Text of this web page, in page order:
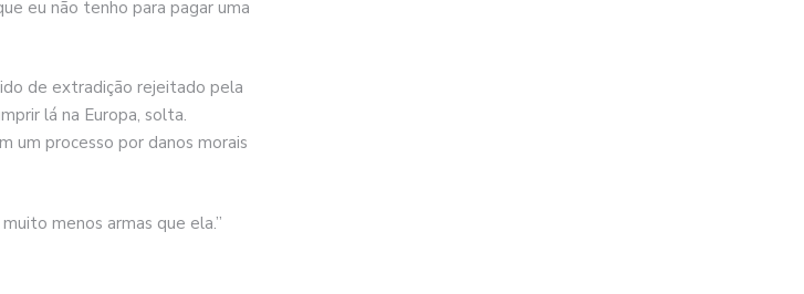
eu não tenho para pagar uma
de extradição rejeitado pela
lá na Europa, solta.
um processo por danos morais
menos armas que ela.”